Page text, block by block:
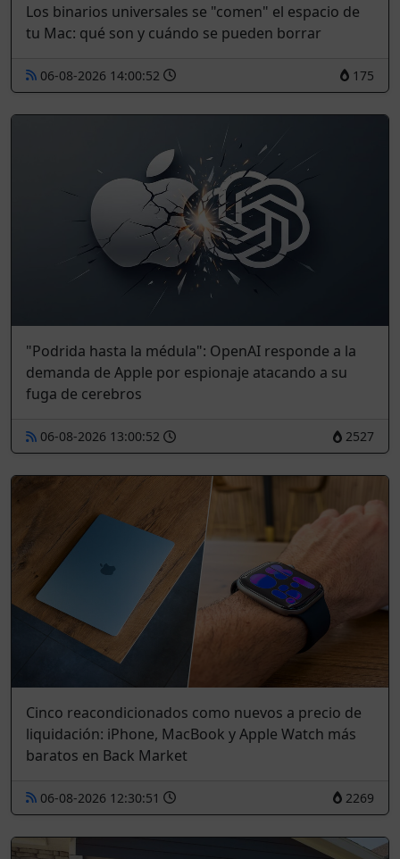
Los binarios universales se "comen" el espacio de
tu Mac: qué son y cuándo se pueden borrar
175
06-08-2026 14:00:52
"Podrida hasta la médula": OpenAI responde a la
demanda de Apple por espionaje atacando a su
fuga de cerebros
2527
06-08-2026 13:00:52
Cinco reacondicionados como nuevos a precio de
liquidación: iPhone, MacBook y Apple Watch más
baratos en Back Market
2269
06-08-2026 12:30:51